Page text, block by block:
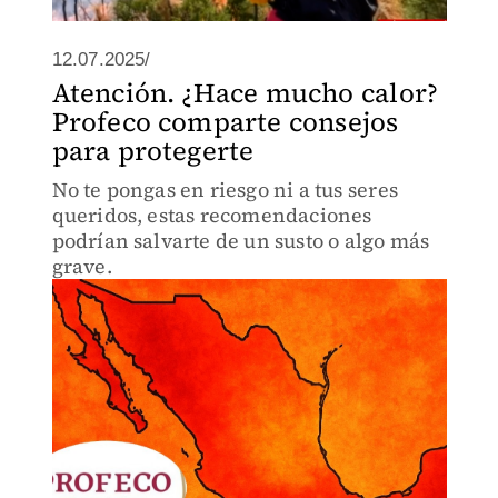
12.07.2025/
Atención. ¿Hace mucho calor?
Profeco comparte consejos
para protegerte
No te pongas en riesgo ni a tus seres
queridos, estas recomendaciones
podrían salvarte de un susto o algo más
grave.